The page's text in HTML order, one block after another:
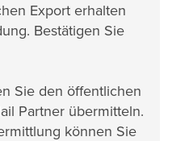
Export erhalten
Bestätigen Sie
Sie den öffentlichen
Partner übermitteln.
können Sie